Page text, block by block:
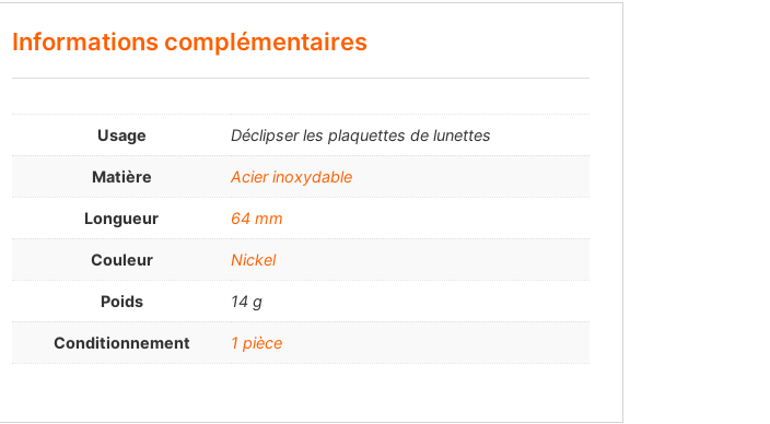
Informations complémentaires
Usage Déclipser les plaquettes de lunettes
Matière Acier inoxydable
Longueur 64 mm
Couleur Nickel
Poids 14 g
Conditionnement 1 pièce